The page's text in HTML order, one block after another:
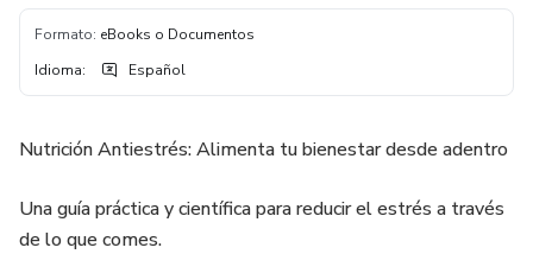
Formato: eBooks o Documentos
Idioma: Español
Nutrición Antiestrés: Alimenta tu bienestar desde adentro
Una guía práctica y científica para reducir el estrés a través
de lo que comes.